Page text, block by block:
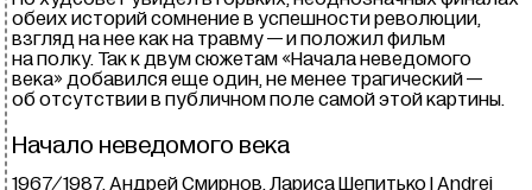
обеих историй сомнение в успешности революции,
взгляд на нее как на травму — и положил фильм
на полку. Так к двум сюжетам «Начала неведомого
века» добавился еще один, не менее трагический —
об отсутствии в публичном поле самой этой картины.
Начало неведомого века
1967/1987, Андрей Смирнов, Лариса Шепитько | Andrei